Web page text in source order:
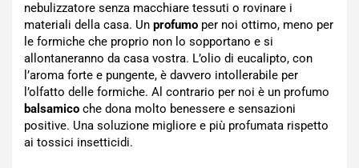
nebulizzatore senza macchiare tessuti o rovinare i
materiali della casa. Un profumo per noi ottimo, meno per
le formiche che proprio non lo sopportano e si
allontaneranno da casa vostra. L’olio di eucalipto, con
l’aroma forte e pungente, è davvero intollerabile per
l’olfatto delle formiche. Al contrario per noi è un profumo
balsamico che dona molto benessere e sensazioni
positive. Una soluzione migliore e più profumata rispetto
ai tossici insetticidi.